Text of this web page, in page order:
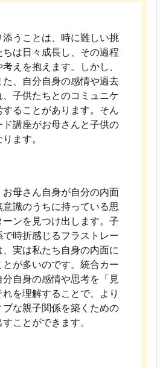
うことは、時に難しい挑
は日々成長し、その過程
えを抱えます。しかし、
、自分自身の感情や過去
子供たちとのコミュニケ
ることがあります。そん
ド講座がお母さんと子供の
ます。
お母さん自身が自分の内面
意識のうちに持っている思
ンを見つけ出します。子
時折感じるフラストレー
実は私たち自身の内面に
が多いのです。統合カー
分自身の感情や思考を「見
を理解することで、より
な親子関係を築くための
ことができます。